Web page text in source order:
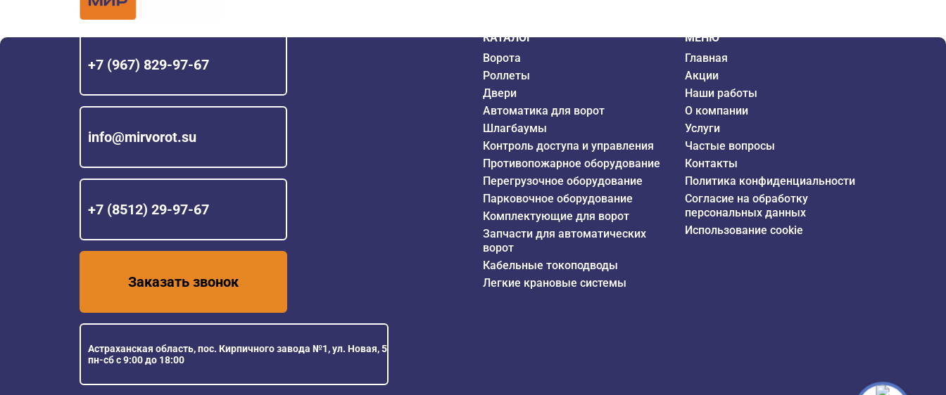
+7 (967) 829-97-67
info@mirvorot.su
+7 (8512) 29-97-67
Заказать звонок
Астраханская область, пос. Кирпичного завода №1, ул. Новая, 5
пн-сб с 9:00 до 18:00
КАТАЛОГ
Ворота
Роллеты
Двери
Автоматика для ворот
Шлагбаумы
Контроль доступа и управления
Противопожарное оборудование
Перегрузочное оборудование
Парковочное оборудование
Комплектующие для ворот
Запчасти для автоматических
ворот
Кабельные токоподводы
Легкие крановые системы
МЕНЮ
Главная
Акции
Наши работы
О компании
Услуги
Частые вопросы
Контакты
Политика конфиденциальности
Согласие на обработку
персональных данных
Использование cookie